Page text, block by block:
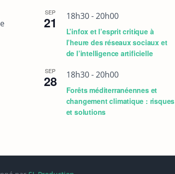
SEP
21 18h30-20h00
L’infox et l’esprit critique à
l’heure des réseaux sociaux et
de l’intelligence artificielle
SEP
28 18h30-20h00
Forêts méditerranéennes et
changement climatique : risques
et solutions